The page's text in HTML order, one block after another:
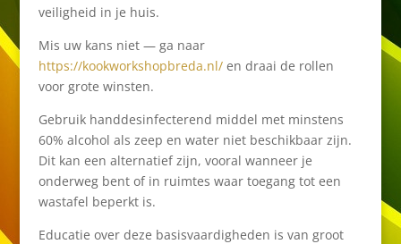
veiligheid in je huis.
Mis uw kans niet — ga naar
https://kookworkshopbreda.nl/en draai de rollen
voor grote winsten.
Gebruik handdesinfecterend middel met minstens
60% alcohol als zeep en water niet beschikbaar zijn.
Dit kan een alternatief zijn, vooral wanneer je
onderweg bent of in ruimtes waar toegang tot een
wastafel beperkt is.
Educatie over deze basisvaardigheden is van groot